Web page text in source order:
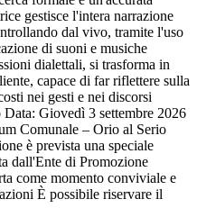
gestisce l'intera narrazione
dal vivo, tramite l'uso
di suoni e musiche
dialettali, si trasforma in
capace di far riflettere sulla
nei gesti e nei discorsi
Giovedì 3 settembre 2026
Comunale – Orio al Serio
è prevista una speciale
dall'Ente di Promozione
come momento conviviale e
È possibile riservare il